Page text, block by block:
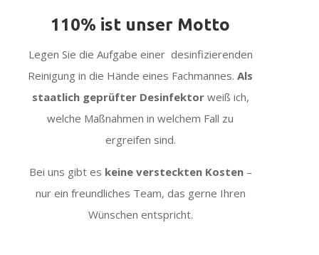
110% ist unser Motto
Legen Sie die Aufgabe einer desinfizierenden
Reinigung in die Hände eines Fachmannes.Als
staatlich geprüfter Desinfektorweiß ich,
welche Maßnahmen in welchem Fall zu
ergreifen sind.
Bei uns gibt es keine versteckten Kosten–
nur ein freundliches Team, das gerne Ihren
Wünschen entspricht.